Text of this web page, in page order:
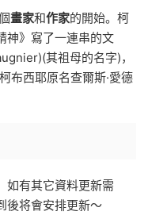
畫家和作家的開始。柯
神》寫了一連串的文
其祖母的名字)，
布西耶原名查爾斯·愛德
如有其它資料更新需
後将會安排更新～